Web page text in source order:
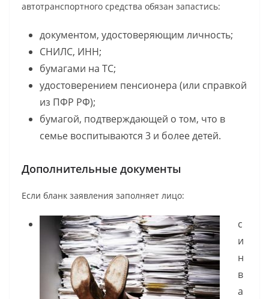
автотранспортного средства обязан запастись:
документом, удостоверяющим личность;
СНИЛС, ИНН;
бумагами на ТС;
удостоверением пенсионера (или справкой
из ПФР РФ);
бумагой, подтверждающей о том, что в
семье воспитываются 3 и более детей.
Дополнительные документы
Если бланк заявления заполняет лицо:
с
и
н
в
а